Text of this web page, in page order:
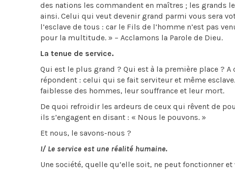
des nations les commandent en maîtres ; les grands
ainsi. Celui qui veut devenir grand parmi vous sera
l’esclave de tous : car le Fils de l’homme n’est pas
pour la multitude. » – Acclamons la Parole de Dieu.
La tenue de service.
Qui est le plus grand ? Qui est à la première place ?
répondent : celui qui se fait serviteur et même
faiblesse des hommes, leur souffrance et leur mort.
De quoi refroidir les ardeurs de ceux qui rêvent de
ils s’engagent en disant : « Nous le pouvons. »
Et nous, le savons-nous ?
I/ Le service est une réalité humaine.
Une société, quelle qu’elle soit, ne peut fonctionner